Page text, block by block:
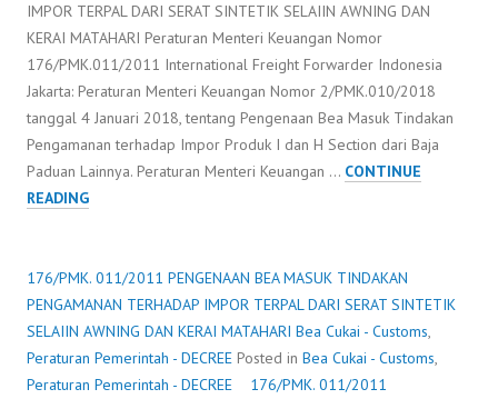
IMPOR TERPAL DARI SERAT SINTETIK SELAIIN AWNING DAN
KERAI MATAHARI Peraturan Menteri Keuangan Nomor
176/PMK.011/2011 International Freight Forwarder Indonesia
Jakarta: Peraturan Menteri Keuangan Nomor 2/PMK.010/2018
tanggal 4 Januari 2018, tentang Pengenaan Bea Masuk Tindakan
Pengamanan terhadap Impor Produk I dan H Section dari Baja
Paduan Lainnya. Peraturan Menteri Keuangan … CONTINUE
READING176/PMK.
BEA
MASUK
TINDAKAN
PENGAMANAN
TERHADAP
176/PMK. 011/2011 PENGENAAN BEA MASUK TINDAKAN
PENGAMANAN TERHADAP IMPOR TERPAL DARI SERAT SINTETIK
SELAIIN AWNING DAN KERAI MATAHARI Bea Cukai - Customs,
Peraturan Pemerintah - DECREE Posted in Bea Cukai - Customs,
Peraturan Pemerintah - DECREE
176/PMK. 011/2011